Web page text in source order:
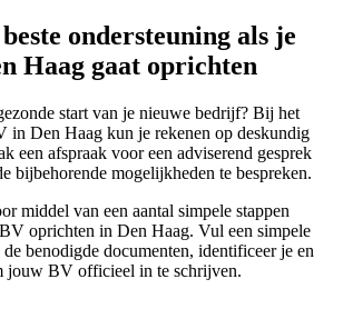
ondersteuning als je
Haag gaat oprichten
start van je nieuwe bedrijf? Bij het
in Den Haag kun je rekenen op deskundig
een afspraak voor een adviserend gesprek
bijbehorende mogelijkheden te bespreken.
middel van een aantal simpele stappen
oprichten in Den Haag. Vul een simpele
benodigde documenten, identificeer je en
jouw BV officieel in te schrijven.